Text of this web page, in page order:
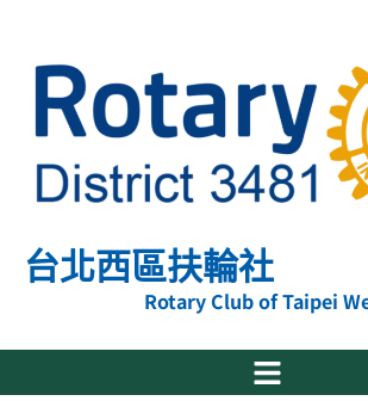
台北西區扶輪社
Rotary Club of Taipei